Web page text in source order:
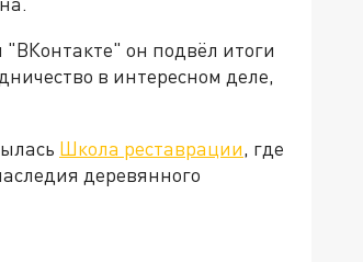
он подвёл итоги
в интересном деле,
Школа реставрации, где
деревянного